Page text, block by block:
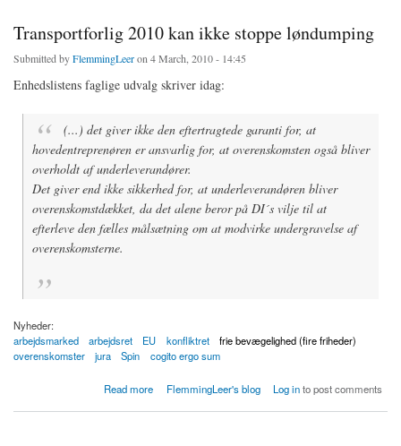
Transportforlig 2010 kan ikke stoppe løndumping
Submitted byFlemmingLeeron 4 March, 2010 - 14:45
Enhedslistens faglige udvalg skriver idag:
(...) det giver ikke den eftertragtede garanti for, at
hovedentreprenøren er ansvarlig for, at overenskomsten også bliver
overholdt af underleverandører.
Det giver end ikke sikkerhed for, at underleverandøren bliver
overenskomstdækket, da det alene beror på DI´s vilje til at
efterleve den fælles målsætning om at modvirke undergravelse af
overenskomsterne.
Nyheder:
arbejdsmarked
arbejdsret EU konfliktret
frie bevægelighed (fire friheder)
overenskomster
jura Spin cogito ergo sum
Read more
about Transportforlig 2010 kan ikke stoppe løndumping
FlemmingLeer's blog Log into post comments